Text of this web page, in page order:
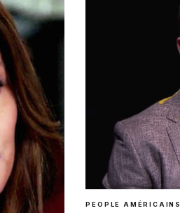
PEOPLE AMÉRICAINS